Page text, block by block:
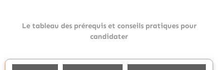
Le tableau des prérequis et conseils pratiques pour
candidater